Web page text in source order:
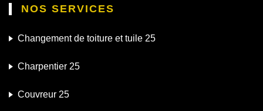
NOS SERVICES
Changement de toiture et tuile 25
Charpentier 25
Couvreur 25